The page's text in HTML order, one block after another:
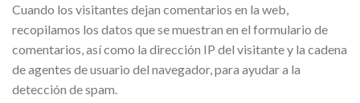
Cuando los visitantes dejan comentarios en la web,
recopilamos los datos que se muestran en el formulario de
comentarios, así como la dirección IP del visitante y la cadena
de agentes de usuario del navegador, para ayudar a la
detección de spam.